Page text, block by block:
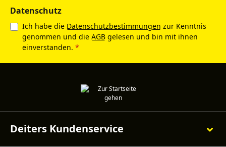
Datenschutz
Ich habe die Datenschutzbestimmungen zur Kenntnis
genommen und die AGB gelesen und bin mit ihnen
einverstanden. *
Deiters Kundenservice